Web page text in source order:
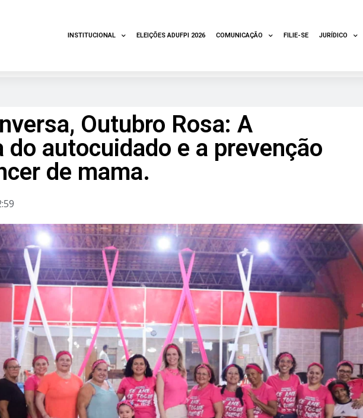
INSTITUCIONAL ELEIÇÕES ADUFPI 2026 COMUNICAÇÃO FILIE-SE JURÍDICO
Outubro Rosa: A
autocuidado e a prevenção
de mama.